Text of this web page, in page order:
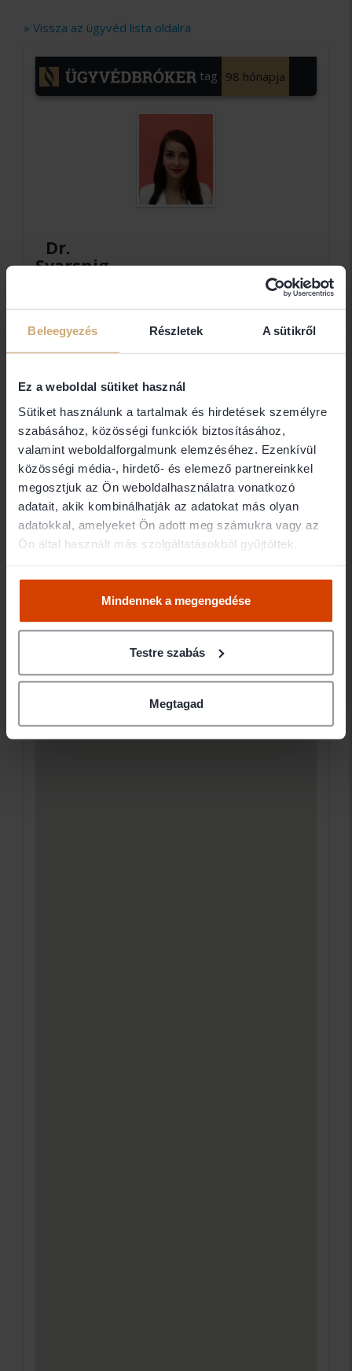
Beleegyezés Részletek A sütikről
Ez a weboldal sütiket használ
Sütiket használunk a tartalmak és hirdetések személyre
szabásához, közösségi funkciók biztosításához,
valamint weboldalforgalmunk elemzéséhez. Ezenkívül
közösségi média-, hirdető- és elemező partnereinkkel
megosztjuk az Ön weboldalhasználatra vonatkozó
adatait, akik kombinálhatják az adatokat más olyan
adatokkal, amelyeket Ön adott meg számukra vagy az
Ön által használt más szolgáltatásokból gyűjtöttek.
Mindennek a megengedése
Testre szabás
Megtagad
» Vissza az ügyvéd lista oldalra
tag 98 hónapja
Dr.
Svarsnig
Dr. Svarsnig Dorina
Elérhetőségek
1141 Budapest Komócsy utca 5.
+36 30 3980624
dr.s.dorina@gmail.com
Ügyfélfogadás